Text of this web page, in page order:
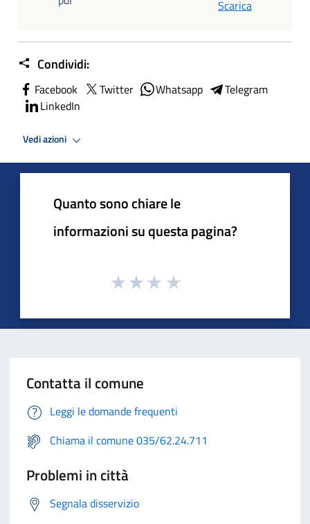
Scarica
Condividi:
Facebook Twitter Whatsapp
Telegram
LinkedIn
Vedi azioni
Quanto sono chiare le
informazioni su questa pagina?
Contatta il comune
Leggi le domande frequenti
Chiama il comune 035/62.24.711
Problemi in città
Segnala disservizio